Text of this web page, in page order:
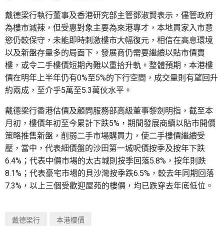
戴德梁行執行董事及香港研究部主管鄧淑賢表示，儘管政府
為樓市減辣，但受惠對象主要為來港專才，本地買家入市意
慾仍較保守，未能即時刺激樓市大幅復元，相信在高息環境
以及新盤存量多的局面下，發展商仍需要繼續以貼市價賣
樓，或令二手樓價短期內難以重拾升軌。整體預期，本港樓
價在明年上半年仍有0%至5%的下行空間，成交量則有望回升
約兩成，至介乎5萬至5.3萬伙水平。
戴德梁行香港估價及顧問服務部高級董事黎劍明指，截至本
月初，樓價年初至今累計下跌5%，期間發展商續以貼市開價
策略推售新盤，削弱二手市場購買力，使二手樓價繼續受
壓，當中，代表細價盤的沙田第一城呎價按季及按年下跌
6.4%；代表中價市場的太古城則按季回落5.8%，按年則跌
8.1%；代表豪宅市場的貝沙灣按季跌6.5%，較去年同期回落
7.3%，以上三個受歡迎屋苑的樓價，均已跌穿去年底低位。
戴德梁行 本港樓價